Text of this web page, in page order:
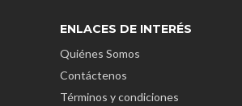
ENLACES DE INTERÉS
Quiénes Somos
Contáctenos
Términos y condiciones